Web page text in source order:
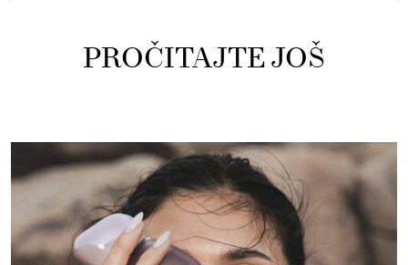
PROČITAJTE JOŠ